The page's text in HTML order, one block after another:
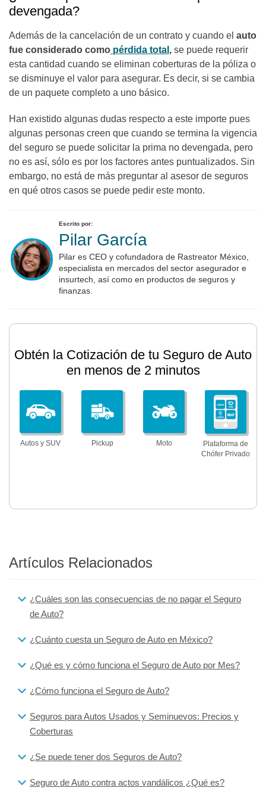
devengada?
Además de la cancelación de un contrato y cuando el auto
fue considerado como pérdida total , se puede requerir
esta cantidad cuando se eliminan coberturas de la póliza o
se disminuye el valor para asegurar. Es decir, si se cambia
de un paquete completo a uno básico.
Han existido algunas dudas respecto a este importe pues
algunas personas creen que cuando se termina la vigencia
del seguro se puede solicitar la prima no devengada, pero
no es así, sólo es por los factores antes puntualizados. Sin
embargo, no está de más preguntar al asesor de seguros
en qué otros casos se puede pedir este monto.
Escrito por:
Pilar García
Pilar es CEO y cofundadora de Rastreator México,
especialista en mercados del sector asegurador e
insurtech, así como en productos de seguros y
finanzas.
Obtén la Cotización de tu Seguro de Auto
en menos de 2 minutos
Autos y SUV Pickup Moto
Plataforma de
Chófer Privado
Artículos Relacionados
¿Cuáles son las consecuencias de no pagar el Seguro
de Auto?
¿Cuánto cuesta un Seguro de Auto en México?
¿Qué es y cómo funciona el Seguro de Auto por Mes?
¿Cómo funciona el Seguro de Auto?
Seguros para Autos Usados y Seminuevos: Precios y
Coberturas
¿Se puede tener dos Seguros de Auto?
Seguro de Auto contra actos vandálicos ¿Qué es?